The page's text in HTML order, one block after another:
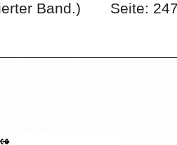
(Vierter Band.) Seite: